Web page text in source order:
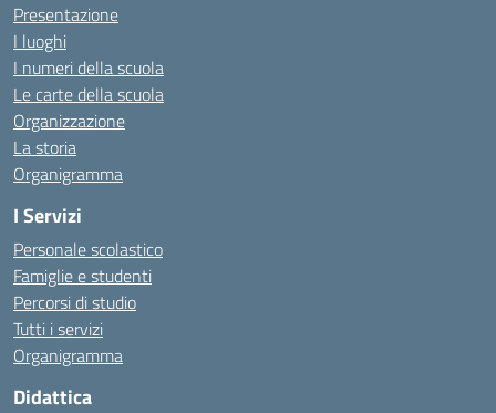
Presentazione
I luoghi
I numeri della scuola
Le carte della scuola
Organizzazione
La storia
Organigramma
I Servizi
Personale scolastico
Famiglie e studenti
Percorsi di studio
Tutti i servizi
Organigramma
Didattica